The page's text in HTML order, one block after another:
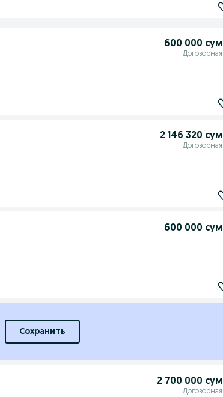
600 000 сум
Договорная
2 146 320 сум
Договорная
600 000 сум
Сохранить
2 700 000 сум
Договорная